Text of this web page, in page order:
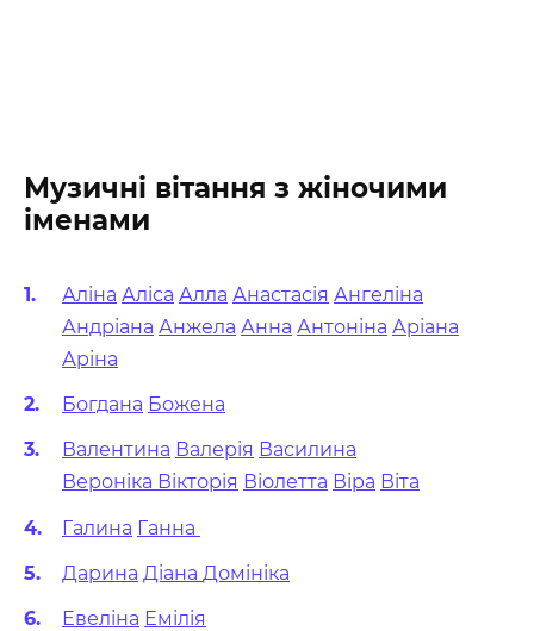
Музичні вітання з жіночими
іменами
Аліна Аліса Алла Анастасія Ангеліна
Андріана Анжела Анна Антоніна Аріана
Аріна
Богдана Божена
Валентина Валерія Василина
Вероніка Вікторія Віолетта Віра Віта
Галина Ганна
Дарина Діана Домініка
Евеліна Емілія